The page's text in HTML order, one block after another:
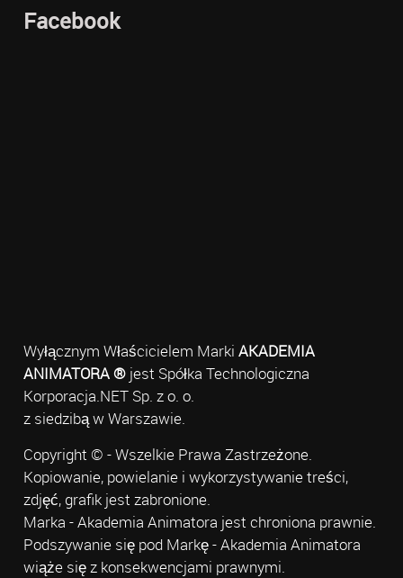
Facebook
Wyłącznym Właścicielem Marki AKADEMIA
ANIMATORA ®jest Spółka Technologiczna
Korporacja.NET Sp. z o. o.
z siedzibą w Warszawie.
Copyright © - Wszelkie Prawa Zastrzeżone.
Kopiowanie, powielanie i wykorzystywanie treści,
zdjęć, grafik jest zabronione.
Marka - Akademia Animatora jest chroniona prawnie.
Podszywanie się pod Markę - Akademia Animatora
wiąże się z konsekwencjami prawnymi.